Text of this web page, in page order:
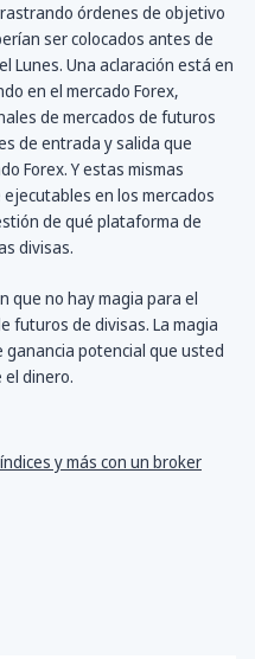
órdenes de objetivo
ser colocados antes de
Lunes. Una aclaración está en
en el mercado Forex,
de mercados de futuros
de entrada y salida que
Forex. Y estas mismas
en los mercados
de qué plataforma de
divisas.
que no hay magia para el
futuros de divisas. La magia
potencial que usted
el dinero.
y más con un broker